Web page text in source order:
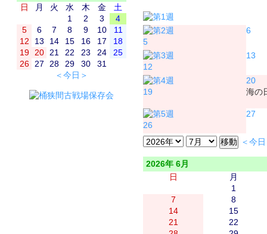
日
月 火 水 木 金
土
1
2 3
4
5
6 7 8 9 10
11
12
13 14 15 16 17
18
19
20 21 22 23 24
25
26
27 28 29 30
31
＜今日＞
5
6
12
13
19
20
海の
26
27
＜今
2026年 6月
日
月
1
7
8
14
15
21
22